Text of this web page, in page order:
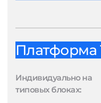
Платформа
Индивидуально на
типовых блоках: